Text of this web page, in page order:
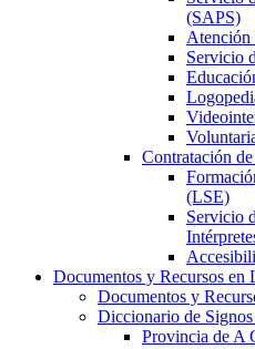
(SAPS)
Atención
Servicio
Contratación
(LSE)
Servicio
Documentos y Recursos en
Documentos y
Diccionario de
Provincia de A